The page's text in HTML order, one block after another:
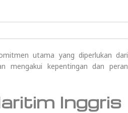
utama yang diperlukan dari
mengakui kepentingan dan peran
Inggris